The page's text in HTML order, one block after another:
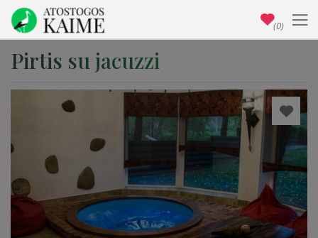
Pirtis su jacuzzi
(0)